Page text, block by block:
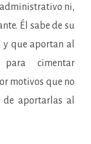
administrativo ni,
Él sabe de su
y que aportan al
cimentar
motivos que no
aportarlas al